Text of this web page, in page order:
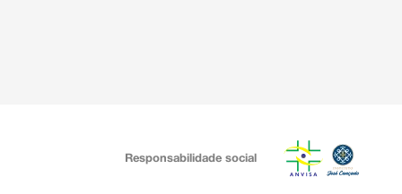
Responsabilidade social